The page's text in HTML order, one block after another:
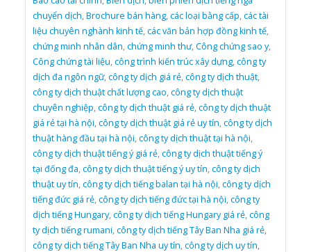
chuyển dịch,Brochure bán hàng,các loại bằng cấp,các tài
liệu chuyên nghành kinh tế,các văn bản hợp đồng kinh tế,
chứng minh nhân dân,chứng minh thư,Công chứng sao y,
Công chứng tài liệu,công trình kiến trúc xây dựng,công ty
dịch đa ngôn ngữ,công ty dịch giá rẻ,công ty dịch thuật,
công ty dịch thuật chất lượng cao,công ty dịch thuật
chuyên nghiệp,công ty dịch thuật giá rẻ,công ty dịch thuật
giá rẻ tại hà nội,công ty dịch thuật giá rẻ uy tín,công ty dịch
thuật hàng đầu tại hà nội,công ty dịch thuật tại hà nội,
công ty dịch thuật tiếng ý giá rẻ,công ty dịch thuật tiếng ý
tại đống đa,công ty dịch thuật tiếng ý uy tín,công ty dịch
thuật uy tín,công ty dịch tiếng balan tại hà nội,công ty dịch
tiếng đức giá rẻ,công ty dịch tiếng đức tại hà nội,công ty
dịch tiếng Hungary,công ty dịch tiếng Hungary giá rẻ,công
ty dịch tiếng rumani,công ty dịch tiếng Tây Ban Nha giá rẻ,
công ty dịch tiếng Tây Ban Nha uy tín,công ty dịch uy tín,